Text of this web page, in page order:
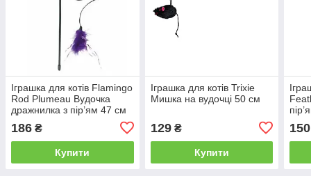
Іграшка для котів Flamingo
Rod Plumeau Вудочка
дражнилка з пір’ям 47 см
186 ₴
Купити
Іграшка для котів Trixie
Мишка на вудочці 50 см
129₴
Купити
150